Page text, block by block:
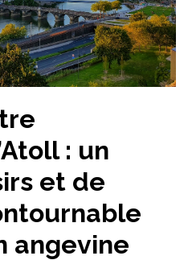
: un
et de
angevine